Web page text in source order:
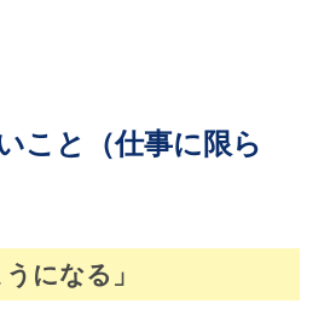
こと（仕事に限ら
になる」